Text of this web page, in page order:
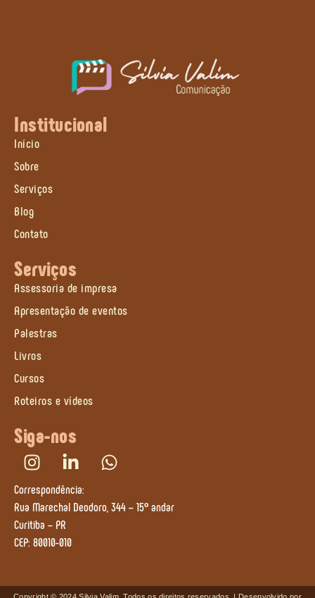
Institucional
Início
Sobre
Serviços
Blog
Contato
Serviços
Assessoria de impresa
Apresentação de eventos
Palestras
Livros
Cursos
Roteiros e vídeos
Siga-nos
Correspondência:
Rua Marechal Deodoro, 344 – 15º andar
Curitiba – PR
CEP: 80010-010